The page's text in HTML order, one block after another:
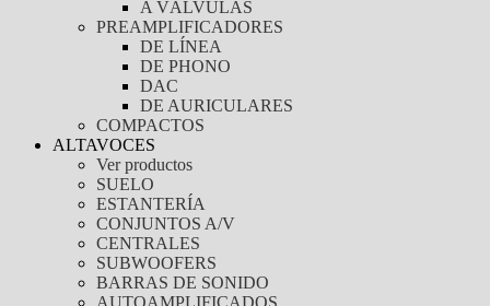
A VÁLVULAS
PREAMPLIFICADORES
DE LÍNEA
DE PHONO
DAC
DE AURICULARES
COMPACTOS
ALTAVOCES
Ver productos
SUELO
ESTANTERÍA
CONJUNTOS A/V
CENTRALES
SUBWOOFERS
BARRAS DE SONIDO
AUTOAMPLIFICADOS